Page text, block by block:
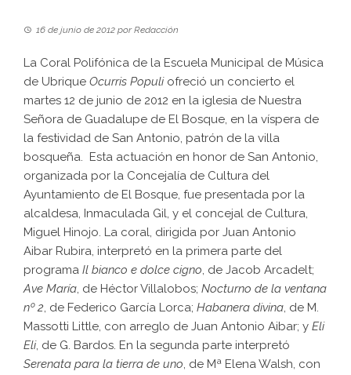
16 de junio de 2012 porRedacción
La Coral Polifónica de la Escuela Municipal de Música
de Ubrique Ocurris Populiofreció un concierto el
martes 12 de junio de 2012 en la iglesia de Nuestra
Señora de Guadalupe de El Bosque, en la víspera de
la festividad de San Antonio, patrón de la villa
bosqueña. Esta actuación en honor de San Antonio,
organizada por la Concejalía de Cultura del
Ayuntamiento de El Bosque, fue presentada por la
alcaldesa, Inmaculada Gil, y el concejal de Cultura,
Miguel Hinojo. La coral, dirigida por Juan Antonio
Aibar Rubira, interpretó en la primera parte del
programa Il bianco e dolce cigno, de Jacob Arcadelt;
Ave María, de Héctor Villalobos; Nocturno de la ventana
nº 2, de Federico García Lorca; Habanera divina, de M.
Massotti Little, con arreglo de Juan Antonio Aibar; y Eli
Eli, de G. Bardos. En la segunda parte interpretó
Serenata para la tierra de uno, de Mª Elena Walsh, con